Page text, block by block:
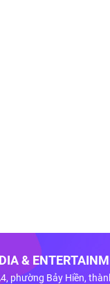
&
phường Bảy Hiền,